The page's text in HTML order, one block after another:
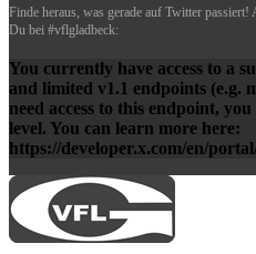
Finde heraus, was gerade auf Twitter
Du bei #vflgladbeck:
You currently have access to a
and limited v1.1 endpoints (e.g.
need access to this endpoint,
level. You can learn more here:
https://developer.x.com/en/